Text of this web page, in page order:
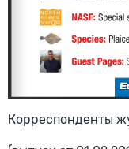
Корреспонденты